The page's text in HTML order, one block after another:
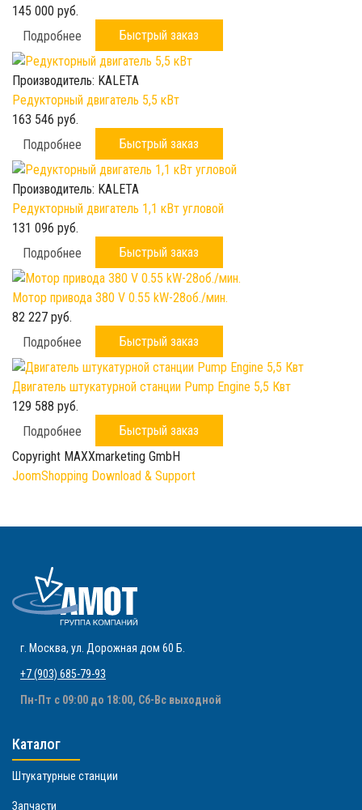
145 000 руб.
Подробнее
Быстрый заказ
Производитель: KALETA
Редукторный двигатель 5,5 кВт
163 546 руб.
Подробнее
Быстрый заказ
Производитель: KALETA
Редукторный двигатель 1,1 кВт угловой
131 096 руб.
Подробнее
Быстрый заказ
Мотор привода 380 V 0.55 kW-28об./мин.
82 227 руб.
Подробнее
Быстрый заказ
Двигатель штукатурной станции Pump Engine 5,5 Квт
129 588 руб.
Подробнее
Быстрый заказ
Copyright MAXXmarketing GmbH
JoomShopping Download & Support
г. Москва, ул. Дорожная дом 60 Б
+7 (903) 685-79-93
Пн-Пт с 09:00 до 18:00, Сб-Вс выходной
Каталог
Штукатурные станции
Запчасти